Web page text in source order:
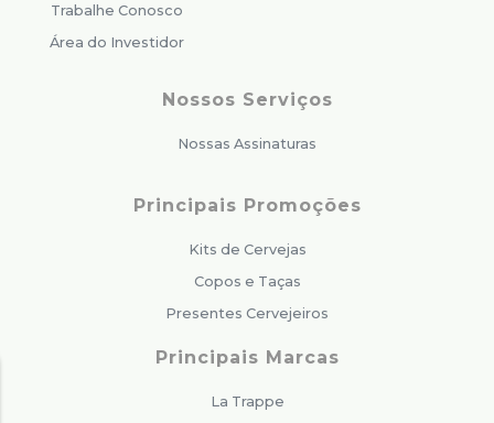
Trabalhe Conosco
Área do Investidor
Nossos Serviços
Nossas Assinaturas
Principais Promoções
Kits de Cervejas
Copos e Taças
Presentes Cervejeiros
Principais Marcas
La Trappe